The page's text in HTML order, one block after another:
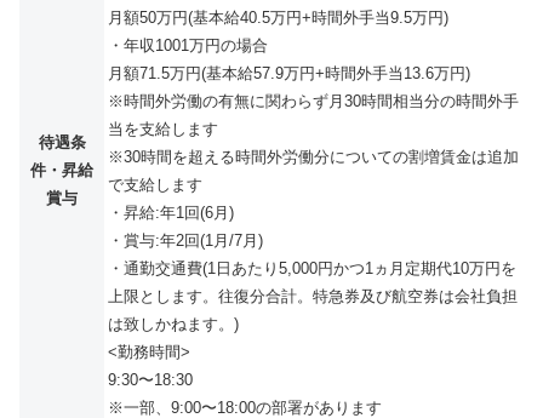
待遇条
件・昇給
賞与
月額50万円(基本給40.5万円+時間外手当9.5万円)
・年収1001万円の場合
月額71.5万円(基本給57.9万円+時間外手当13.6万円)
※時間外労働の有無に関わらず月30時間相当分の時間外手
当を支給します
※30時間を超える時間外労働分についての割増賃金は追加
で支給します
・昇給:年1回(6月)
・賞与:年2回(1月/7月)
・通勤交通費(1日あたり5,000円かつ1ヵ月定期代10万円を
上限とします。往復分合計。特急券及び航空券は会社負担
は致しかねます。)
<勤務時間>
9:30〜18:30
※一部、9:00〜18:00の部署があります